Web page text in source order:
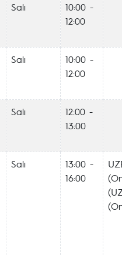
Salı
10:00 -
12:00
Salı
10:00 -
12:00
Salı
12:00 -
13:00
Salı
13:00 -
16:00